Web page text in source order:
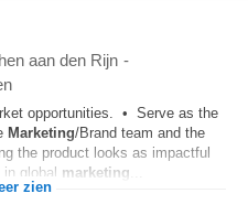
aan den Rijn -
opportunities. • Serve as the
Marketing/Brand team and the
the product looks as impactful
global marketing
zien